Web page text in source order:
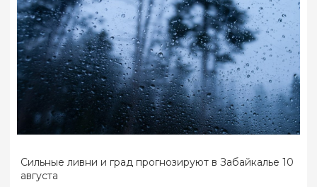
Сильные ливни и град прогнозируют в Забайкалье 10
августа